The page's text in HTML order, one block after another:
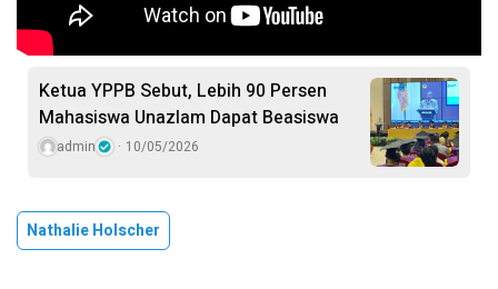
Ketua YPPB Sebut, Lebih 90 Persen
Mahasiswa Unazlam Dapat Beasiswa
admin 10/05/2026
Nathalie Holscher